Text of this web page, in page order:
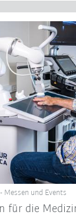
Messen und Events
für die